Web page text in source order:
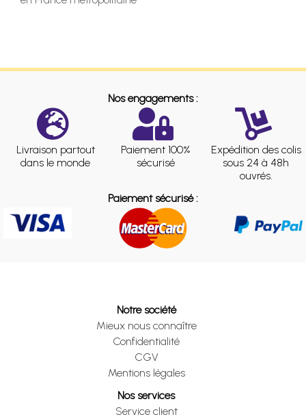
Nos engagements :
Livraison partout
dans le monde
Paiement 100%
sécurisé
Expédition des colis
sous 24 à 48h
ouvrés.
Paiement sécurisé :
Notre société
Mieux nous connaître
Confidentialité
CGV
Mentions légales
Nos services
Service client